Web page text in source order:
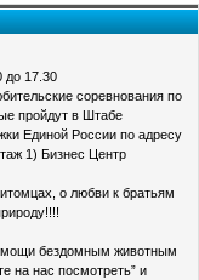
до 17.30
соревнования по
пройдут в Штабе
Единой России по адресу
1) Бизнес Центр
о любви к братьям
бездомным животным
на нас посмотреть” и